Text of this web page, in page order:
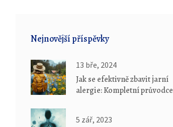
Nejnovější příspěvky
13 bře, 2024
Jak se efektivně zbavit jarní
alergie: Kompletní průvodce
5 zář, 2023